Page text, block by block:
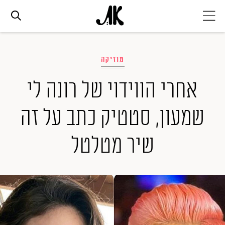
אופנה
ביוטי
סלבס
ערוצים נוספים
המגזין
מוזיקה
אחרי הווידוי של רונה לי
שמעון, סטטיק כתב על זה
שיר מטלטל